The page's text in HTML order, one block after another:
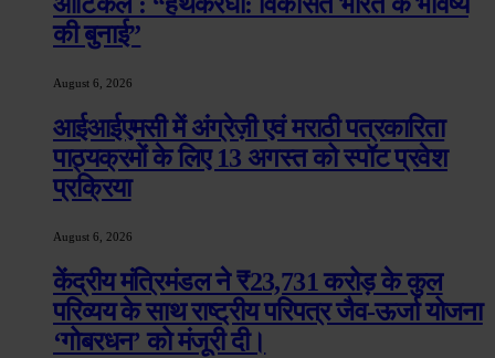
की बुनाई”
August 6, 2026
आईआईएमसी में अंग्रेज़ी एवं मराठी पत्रकारिता
पाठ्यक्रमों के लिए 13 अगस्त को स्पॉट प्रवेश
प्रक्रिया
August 6, 2026
केंद्रीय मंत्रिमंडल ने ₹23,731 करोड़ के कुल
परिव्यय के साथ राष्ट्रीय परिपत्र जैव-ऊर्जा योजना
‘गोबरधन’ को मंजूरी दी।